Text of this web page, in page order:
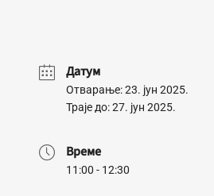
Датум
Отварање: 23. јун 2025.
Траје до: 27. јун 2025.
Време
11:00 - 12:30